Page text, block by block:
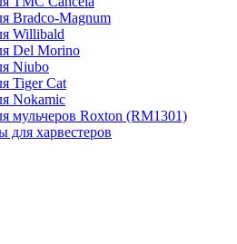
Bradco-Magnum
Willibald
Del Morino
Niubo
Tiger Cat
Nokamic
мульчеров Roxton (RM1301)
харвестеров